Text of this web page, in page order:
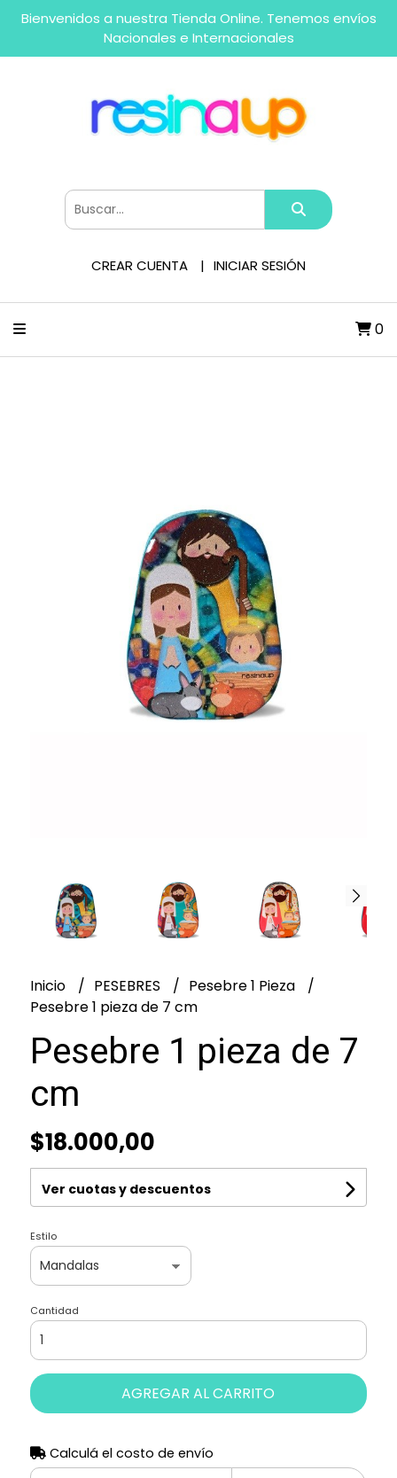
Bienvenidos a nuestra Tienda Online. Tenemos envíos
Nacionales e Internacionales
CREAR CUENTA INICIAR SESIÓN
0
Inicio PESEBRES
Pesebre 1 Pieza
Pesebre 1 pieza de 7 cm
Pesebre 1 pieza de 7
cm
$18.000,00
Ver cuotas y descuentos
Estilo
Cantidad
AGREGAR AL CARRITO
Calculá el costo de envío